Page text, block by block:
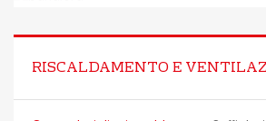
RISCALDAMENTO E